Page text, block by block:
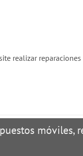
realizar
móviles,